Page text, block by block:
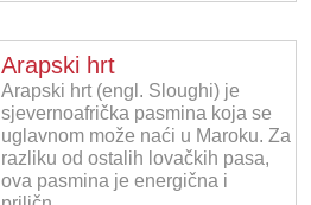
Arapski hrt
Arapski hrt (engl. Sloughi) je
sjevernoafrička pasmina koja se
uglavnom može naći u Maroku. Za
razliku od ostalih lovačkih pasa,
ova pasmina je energična i